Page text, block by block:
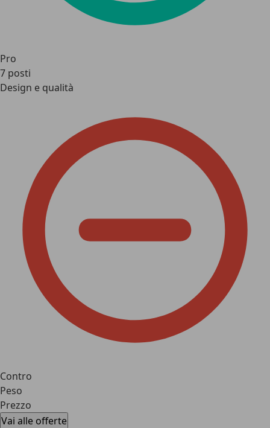
Pro
7 posti
Design e qualità
Contro
Peso
Prezzo
Vai alle offerte